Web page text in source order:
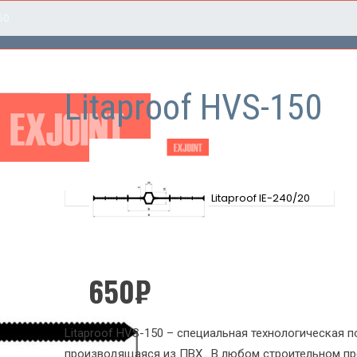
Litaproof HVS-150
Litaproof IE-240/20
650₽
Litaproof HVS-150 – специальная технологическая
производящаяся из ПВХ . В любом строительном